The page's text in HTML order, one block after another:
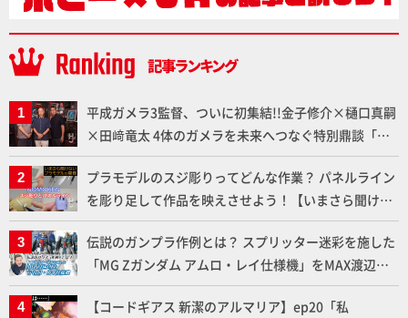
平成ガメラ3監督、ついに初集結!!金子修介×樋口真嗣
×田﨑竜太 4体のガメラを未来へつなぐ特別鼎談「ガ
メラ永久保存化プロジェクト FINAL」
プラモデルのスジ彫りってどんな作業？ パネルライン
を彫り足して作品を映えさせよう！【いまさら聞けな
いプラモデルの基礎：スジ彫りとパネルライン】
伝説のガンプラ作例とは？ スプリッター迷彩を施した
「MG Zガンダム アムロ・レイ仕様機」をMAX渡辺が
ふたたび塗る!!【試し読み】
【コードギアス 新潔のアルマリア】ep20「私